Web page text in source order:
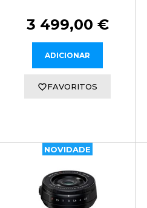
3 499,00 €
ADICIONAR
FAVORITOS
NOVIDADE